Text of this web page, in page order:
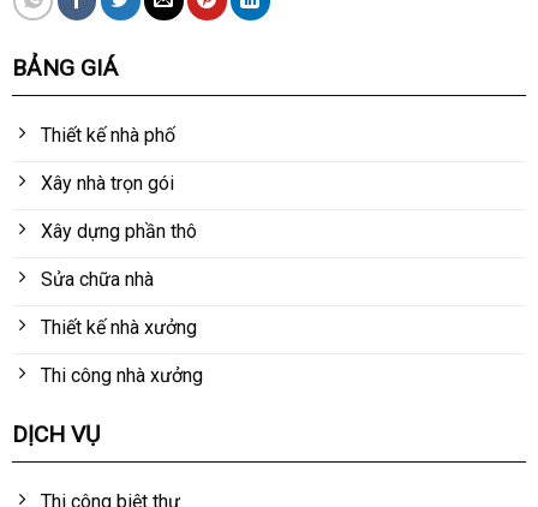
BẢNG GIÁ
Thiết kế nhà phố
Xây nhà trọn gói
Xây dựng phần thô
Sửa chữa nhà
Thiết kế nhà xưởng
Thi công nhà xưởng
DỊCH VỤ
Thi công biệt thự